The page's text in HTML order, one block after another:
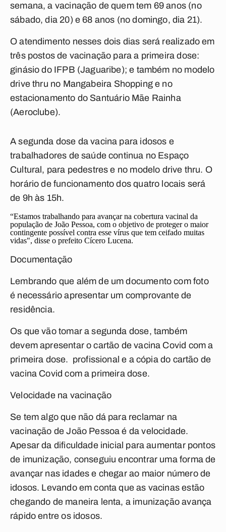
semana, a vacinação de quem tem 69 anos (no
sábado, dia 20) e 68 anos (no domingo, dia 21).
O atendimento nesses dois dias será realizado em
três postos de vacinação para a primeira dose:
ginásio do IFPB (Jaguaribe); e também no modelo
drive thru no Mangabeira Shoppinge no
estacionamento do Santuário Mãe Rainha
(Aeroclube).
A segunda dose da vacina para idosos e
trabalhadores de saúde continua no Espaço
Cultural, para pedestres e no modelo drive thru. O
horário de funcionamento dos quatro locais será
de 9h às 15h.
“Estamos trabalhando para avançar na cobertura vacinal da
população de João Pessoa, com o objetivo de proteger o maior
contingente possível contra esse vírus que tem ceifado muitas
vidas", disse o prefeito Cícero Lucena.
Documentação
Lembrando que além de um documento com foto
é necessário apresentar um comprovante de
residência.
Os que vão tomar a segunda dose, também
devem apresentar o cartão de vacina Covid com a
primeira dose. profissional e a cópia do cartão de
vacina Covid com a primeira dose.
Velocidade na vacinação
Se tem algo que não dá para reclamar na
vacinação de João Pessoa é da velocidade.
Apesar da dificuldade inicial para aumentar pontos
de imunização, conseguiu encontrar uma forma de
avançar nas idades e chegar ao maior número de
idosos. Levando em conta que as vacinas estão
chegando de maneira lenta, a imunização avança
rápido entre os idosos.